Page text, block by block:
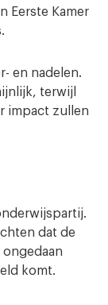
Eerste Kamer
en nadelen.
terwijl
impact zullen
dat de
komt.